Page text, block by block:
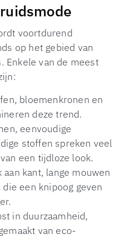
voortdurend
op het gebied van
Enkele van de meest
bloemenkronen en
deze trend.
eenvoudige
stoffen spreken veel
een tijdloze look.
kant, lange mouwen
een knipoog geven
in duurzaamheid,
van eco-